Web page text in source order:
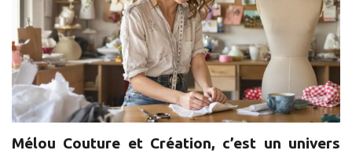
Mélou Couture et Création, c’est un univers